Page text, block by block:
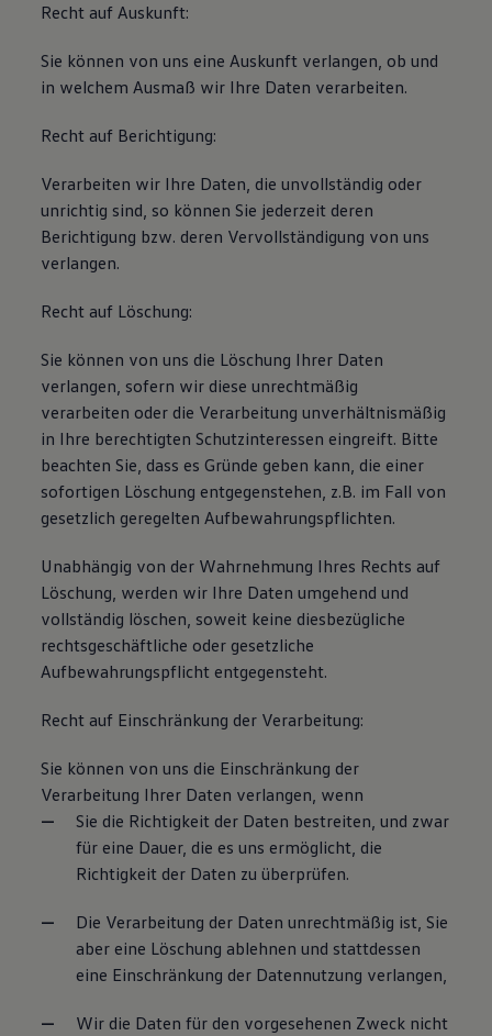
Recht auf Auskunft:
Sie können von uns eine Auskunft verlangen, ob und
in welchem Ausmaß wir Ihre Daten verarbeiten.
Recht auf Berichtigung:
Verarbeiten wir Ihre Daten, die unvollständig oder
unrichtig sind, so können Sie jederzeit deren
Berichtigung bzw. deren Vervollständigung von uns
verlangen.
Recht auf Löschung:
Sie können von uns die Löschung Ihrer Daten
verlangen, sofern wir diese unrechtmäßig
verarbeiten oder die Verarbeitung unverhältnismäßig
in Ihre berechtigten Schutzinteressen eingreift. Bitte
beachten Sie, dass es Gründe geben kann, die einer
sofortigen Löschung entgegenstehen, z.B. im Fall von
gesetzlich geregelten Aufbewahrungspflichten.
Unabhängig von der Wahrnehmung Ihres Rechts auf
Löschung, werden wir Ihre Daten umgehend und
vollständig löschen, soweit keine diesbezügliche
rechtsgeschäftliche oder gesetzliche
Aufbewahrungspflicht entgegensteht.
Recht auf Einschränkung der Verarbeitung:
Sie können von uns die Einschränkung der
Verarbeitung Ihrer Daten verlangen, wenn
Sie die Richtigkeit der Daten bestreiten, und zwar
für eine Dauer, die es uns ermöglicht, die
Richtigkeit der Daten zu überprüfen.
Die Verarbeitung der Daten unrechtmäßig ist, Sie
aber eine Löschung ablehnen und stattdessen
eine Einschränkung der Datennutzung verlangen,
Wir die Daten für den vorgesehenen Zweck nicht